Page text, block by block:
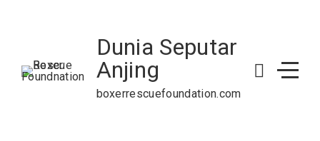
Dunia Seputar
Anjing
boxerrescuefoundation.com